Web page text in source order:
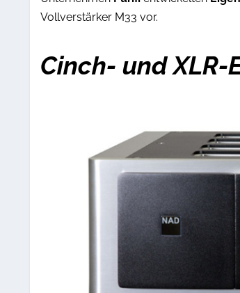
Vollverstärker M33 vor.
Cinch- und XLR-